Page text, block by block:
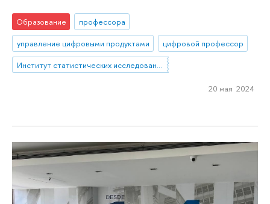
Образование
профессора
управление цифровыми продуктами
цифровой профессор
20 мая 2024